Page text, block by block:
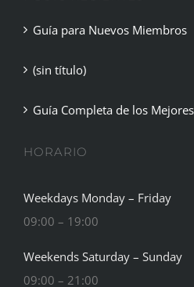
Guía para Nuevos Miembros
(sin título)
Guía Completa de los
HORARIO
Weekdays Monday – Friday
09:00 – 19:00
Weekends Saturday – Sunday
09:00 – 21:00